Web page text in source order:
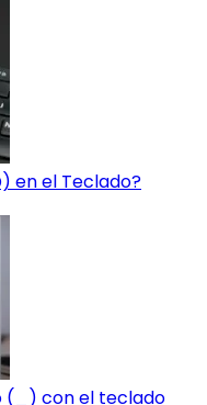
en el Teclado?
(_) con el teclado